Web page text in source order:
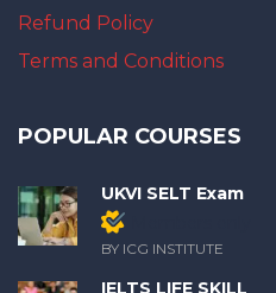
Refund Policy
Terms and Conditions
POPULAR COURSES
UKVI SELT Exam
BY ICG INSTITUTE
IELTS LIFE SKILL